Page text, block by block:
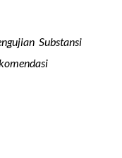
Substansi